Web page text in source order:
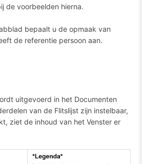
de voorbeelden hierna.
bepaalt u de opmaak van
de referentie persoon aan.
uitgevoerd in het Documenten
van de Flitslijst zijn instelbaar,
ziet de inhoud van het Venster er